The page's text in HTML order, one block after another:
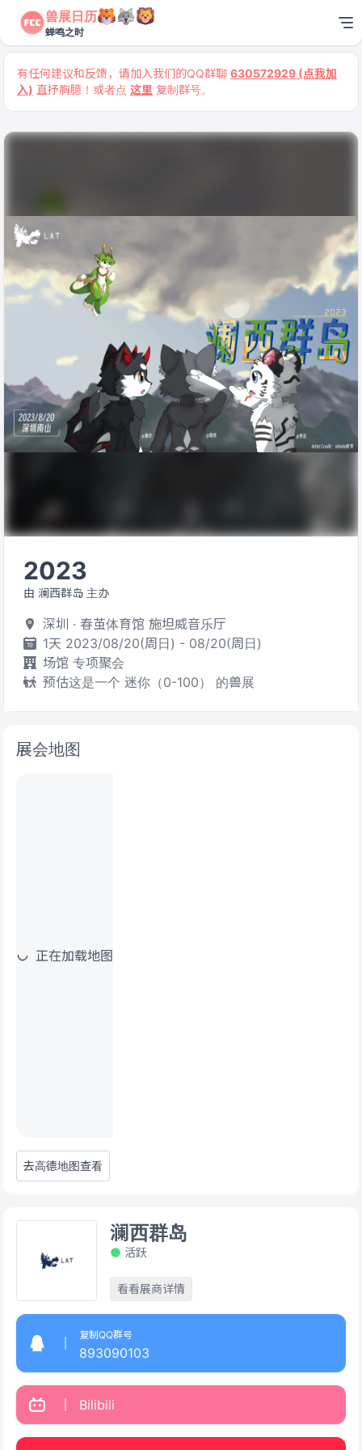
兽展日历
蝉鸣之时
有任何建议和反馈，请加入我们的QQ群聊 630572929 (点我加
入) 直抒胸臆！或者点 这里 复制群号。
2023
由 澜西群岛 主办
深圳 · 春茧体育馆 施坦威音乐厅
1天 2023/08/20(周日) - 08/20(周日)
场馆 专项聚会
预估这是一个 迷你（0-100） 的兽展
展会地图
正在加载地图
去高德地图查看
澜西群岛
活跃
看看展商详情
复制QQ群号
893090103
Bilibili